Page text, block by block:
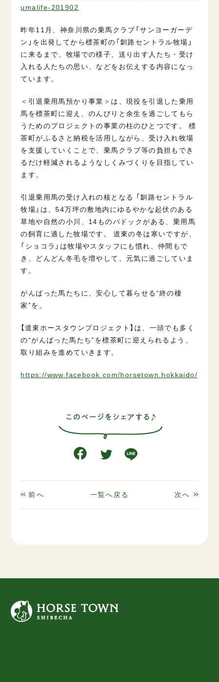
umalife-201902
昨年11月、神奈川県の乗馬クラブ「サンヨーガーデ
ン」を出発してから標茶町の「釧路セントラル牧場」
に来るまで、牧場での様子、送り出す人たち・受け
入れる人たちの思い、などをお伝えする内容になっ
ています。
＜引退乗用馬預かり事業＞は、現役を引退した乗用
馬を標茶町に迎え、のんびりと余生を過ごしてもら
うためのプロジェクトの事業の柱のひとつです。 標
茶町がふるさと納税を活用しながら、受け入れ牧場
を支援していくことで、乗馬クラブ等の負担もでき
るだけ軽減されるようなしくみづくりを目指してい
ます。
引退乗用馬の受け入れの核となる 「釧路セントラル
牧場」は、54万坪の敷地内にゆるやかな起伏のある
草地や自然の小川、14ものパドックがある、乗用馬
の飼育に適した牧場です。 道東の冬は寒いですが、
「ショコラ」は牧場やスタッフにも慣れ、仲間もで
き、どんどん冬毛を増やして、元気に過ごしていま
す。
がんばった馬たちに、安心して暮らせる“終の棲
家”を。
【道東ホースタウンプロジェクト】は、一頭でも多く
の“がんばった馬たち”を標茶町に迎えられるよう、
取り組みを進めていきます。
https://www.facebook.com/horsetown.hokkaido/
前へ 一覧へ戻る 次へ